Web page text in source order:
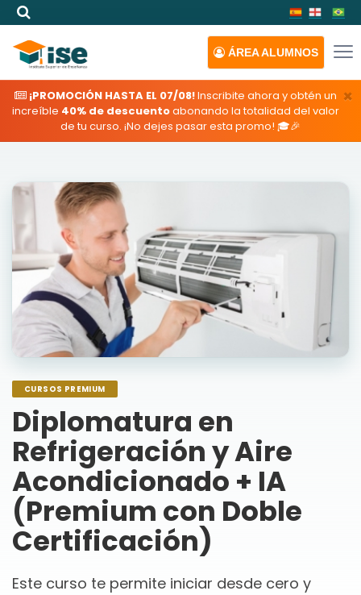
ÁREAALUMNOS
×
¡PROMOCIÓN HASTA EL 07/08!Inscribite ahora y obtén un
increíble 40% de descuentoabonando la totalidad del valor
de tu curso. ¡No dejes pasar esta promo! 🎓🎉
CURSOS PREMIUM
Diplomatura en
Refrigeración y Aire
Acondicionado + IA
(Premium con Doble
Certificación)
Este curso te permite iniciar desde cero y